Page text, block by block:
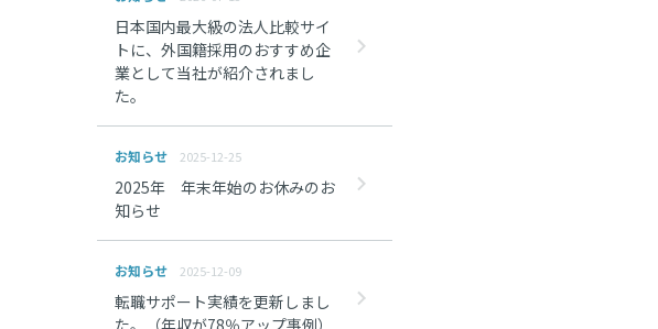
日本国内最大級の法人比較サイ
トに、外国籍採用のおすすめ企
業として当社が紹介されまし
た。
お知らせ 2025-12-25
2025年 年末年始のお休みのお
知らせ
お知らせ 2025-12-09
転職サポート実績を更新しまし
た。（年収が78％アップ事例）